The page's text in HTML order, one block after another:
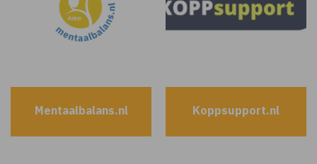
Mentaalbalans.nl Koppsupport.nl